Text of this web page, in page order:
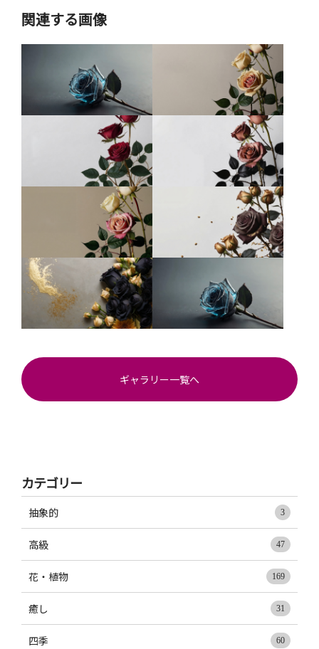
関連する画像
ギャラリー一覧へ
カテゴリー
抽象的 3
高級 47
花・植物 169
癒し 31
四季 60